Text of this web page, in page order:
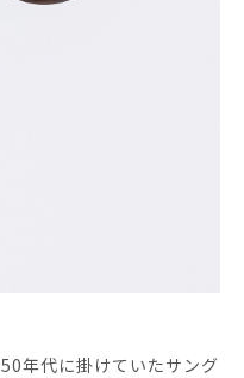
年代に掛けていたサング